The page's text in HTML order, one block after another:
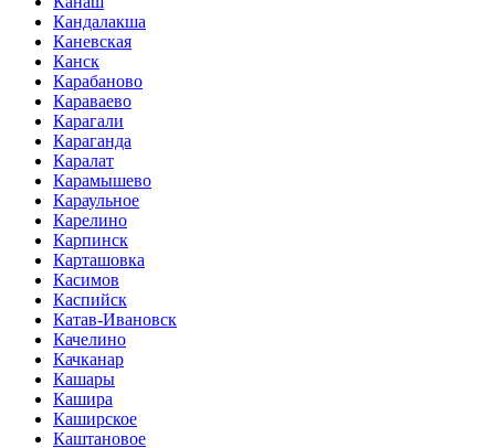
Кандалакша
Каневская
Канск
Карабаново
Караваево
Карагали
Караганда
Каралат
Карамышево
Караульное
Карелино
Карпинск
Карташовка
Касимов
Каспийск
Катав-Ивановск
Качелино
Качканар
Кашары
Кашира
Каширское
Каштановое